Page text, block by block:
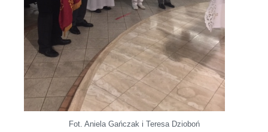
Fot. Aniela Gańczak i Teresa Dzioboń